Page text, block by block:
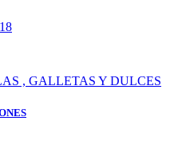
, GALLETAS Y DULCES